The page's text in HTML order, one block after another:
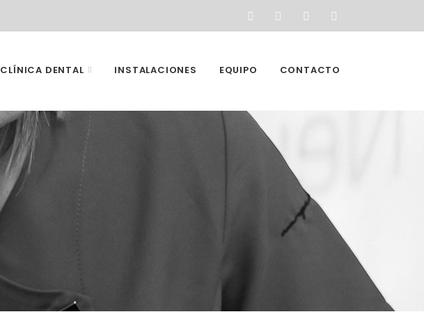
CLÍNICA DENTAL INSTALACIONES EQUIPO CONTACTO